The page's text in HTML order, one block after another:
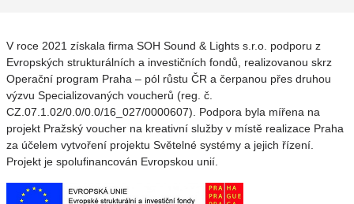
V roce 2021 získala firma SOH Sound & Lights s.r.o. podporu z
Evropských strukturálních a investičních fondů, realizovanou skrz
Operační program Praha – pól růstu ČR a čerpanou přes druhou
výzvu Specializovaných voucherů (reg. č.
CZ.07.1.02/0.0/0.0/16_027/0000607). Podpora byla mířena na
projekt Pražský voucher na kreativní služby v místě realizace Praha
za účelem vytvoření projektu Světelné systémy a jejich řízení.
Projekt je spolufinancován Evropskou unií.